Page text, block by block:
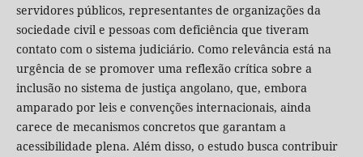
servidores públicos, representantes de organizações da
sociedade civil e pessoas com deficiência que tiveram
contato com o sistema judiciário. Como relevância está na
urgência de se promover uma reflexão crítica sobre a
inclusão no sistema de justiça angolano, que, embora
amparado por leis e convenções internacionais, ainda
carece de mecanismos concretos que garantam a
acessibilidade plena. Além disso, o estudo busca contribuir